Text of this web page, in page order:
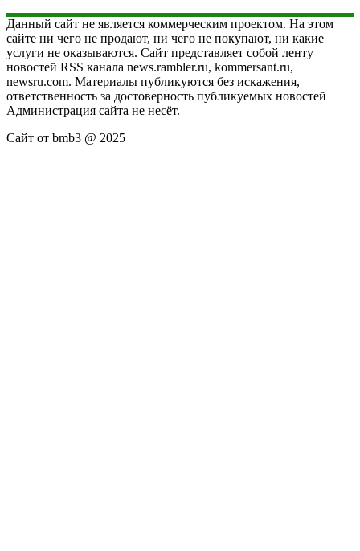
Данный сайт не является коммерческим проектом. На этом
сайте ни чего не продают, ни чего не покупают, ни какие
услуги не оказываются. Сайт представляет собой ленту
новостей RSS канала news.rambler.ru, kommersant.ru,
newsru.com. Материалы публикуются без искажения,
ответственность за достоверность публикуемых новостей
Администрация сайта не несёт.
Сайт от bmb3 @ 2025